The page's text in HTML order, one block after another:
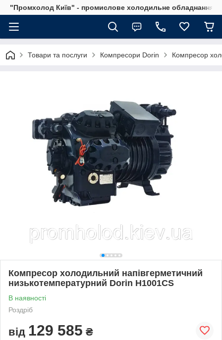
"Промхолод Київ" - промислове холодильне обладнання.
Товари та послуги Компресори Dorin Компресор
Компресор холодильний напівгерметичний
низькотемпературний Dorin H1001CS
В наявності
Роздріб
від 129 585 ₴